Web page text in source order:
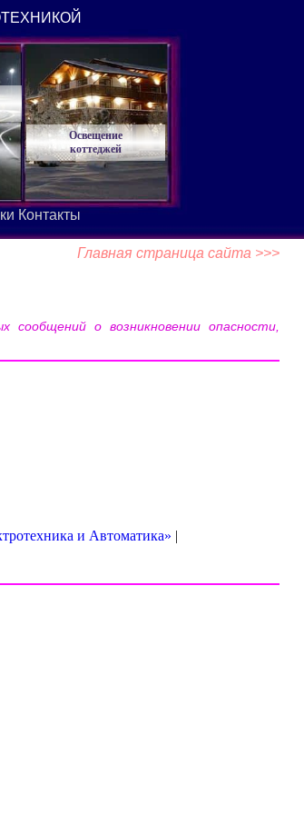
Главная страница сайта >>>
сообщений о возникновении опасности,
и Автоматика» |
Освещение
коттеджей
Контакты